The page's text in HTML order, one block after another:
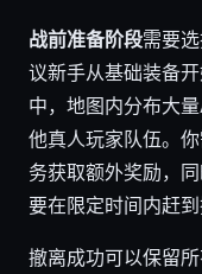
战前准备阶段需要
议新手从基础装备开
中，地图内分布大
他真人玩家队伍。
务获取额外奖励，
要在限定时间内赶到
撤离成功可以保留